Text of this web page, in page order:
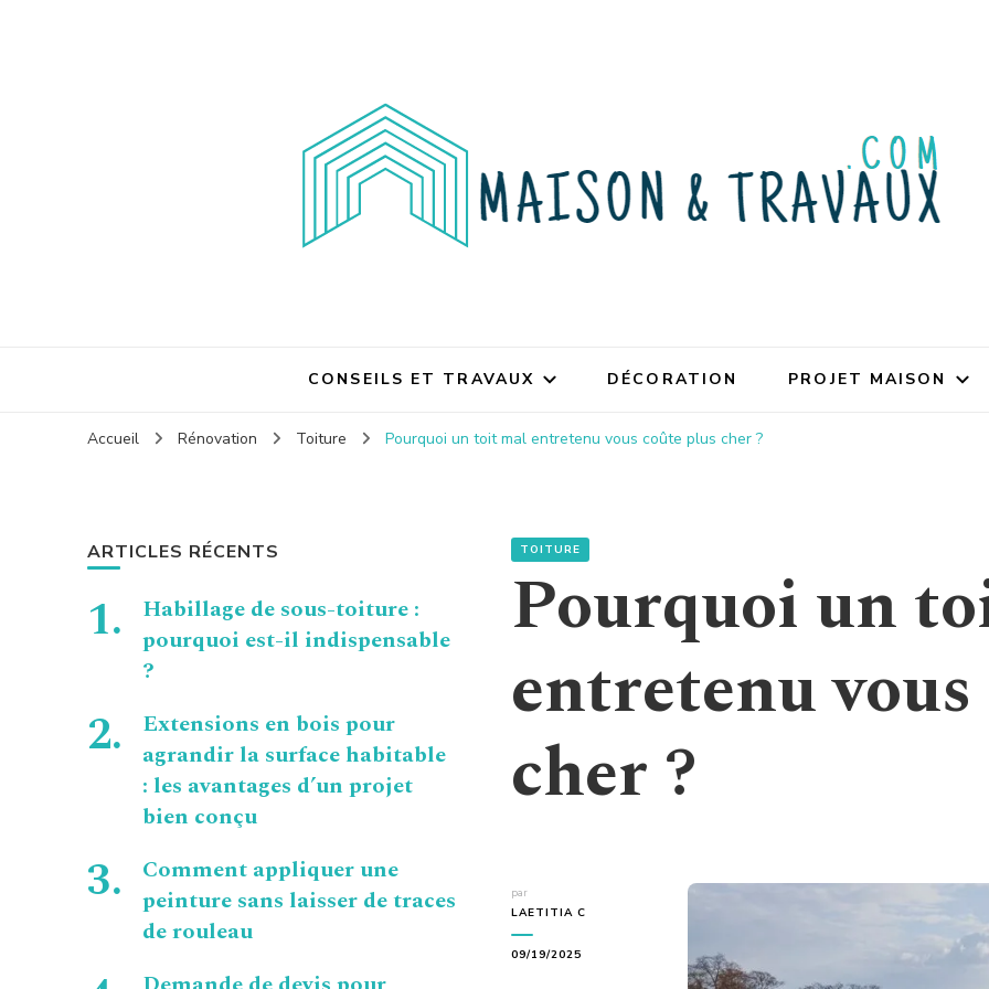
CONSEILS ET TRAVAUX DÉCORATION PROJET MAISON
Accueil Rénovation Toiture Pourquoi un toit mal entretenu vous coûte plus cher ?
TOITURE
Pourquoi un
entretenu
cher ?
par
LAETITIA C
09/19/2025
ARTICLES RÉCENTS
Habillage de sous-toiture :
pourquoi est-il indispensable
?
Extensions en bois pour
agrandir la surface habitable
: les avantages d’un projet
bien conçu
Comment appliquer une
peinture sans laisser de traces
de rouleau